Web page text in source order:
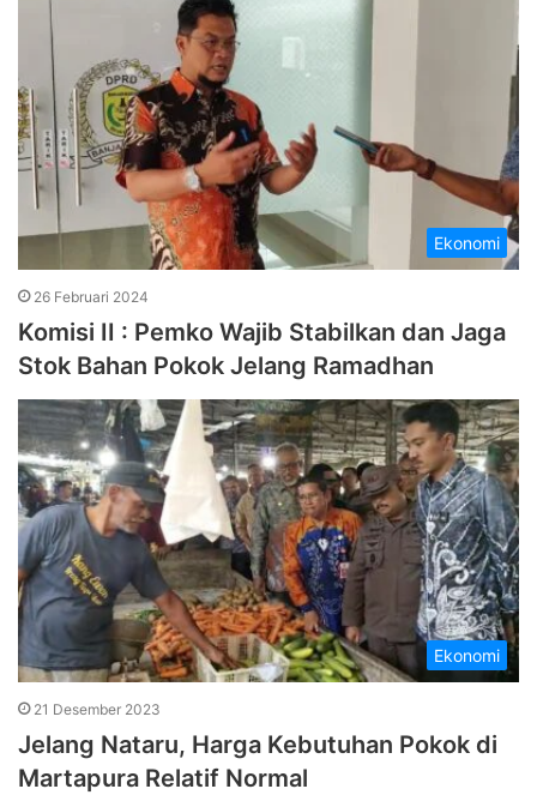
Ekonomi
26 Februari 2024
Komisi II : Pemko Wajib Stabilkan dan Jaga
Stok Bahan Pokok Jelang Ramadhan
Ekonomi
21 Desember 2023
Jelang Nataru, Harga Kebutuhan Pokok di
Martapura Relatif Normal